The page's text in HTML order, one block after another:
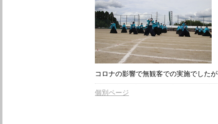
コロナの影響で無観客での実施でした
個別ページ